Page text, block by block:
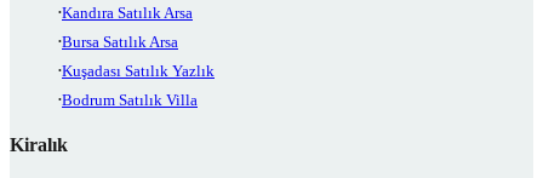
Kandıra Satılık Arsa
Bursa Satılık Arsa
Kuşadası Satılık Yazlık
Bodrum Satılık Villa
Kiralık